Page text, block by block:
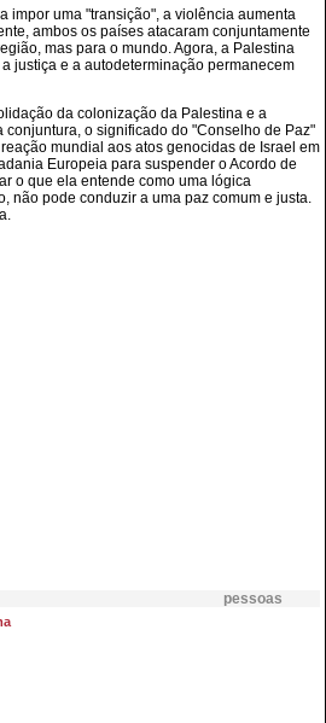
impor uma "transição", a violência aumenta
ambos os países atacaram conjuntamente
mas para o mundo. Agora, a Palestina
justiça e a autodeterminação permanecem
da colonização da Palestina e a
o significado do "Conselho de Paz"
mundial aos atos genocidas de Israel em
Europeia para suspender o Acordo de
o que ela entende como uma lógica
não pode conduzir a uma paz comum e justa.
pessoas